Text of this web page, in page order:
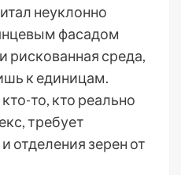
неуклонно
фасадом
рискованная среда,
к единицам.
то, кто реально
требует
отделения зерен от